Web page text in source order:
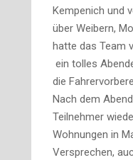
Kempenich und
über Weibern,
hatte das Team
ein tolles
die
Nach dem
Teilnehmer
Wohnungen in
Versprechen,